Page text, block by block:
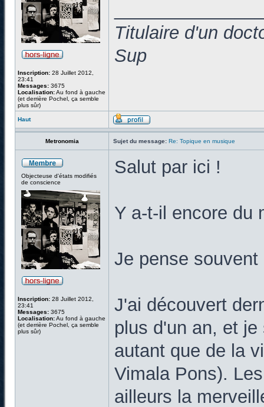
Inscription: 28 Juillet 2012,
23:41
Messages: 3675
Localisation:Au fond à gauche
(et derrière Pochel, ça semble
plus sûr)
Titulaire d'un
Sup
Haut
Metronomia Sujet du message: Re: Topique en musique
Objecteuse d'états modifiés
de conscience
Inscription: 28 Juillet 2012,
23:41
Messages: 3675
Localisation:Au fond à gauche
(et derrière Pochel, ça semble
plus sûr)
Salut par ici !
Y a-t-il encore du
Je pense
J'ai découvert
plus d'un an, et
autant que de la
Vimala Pons).
ailleurs la